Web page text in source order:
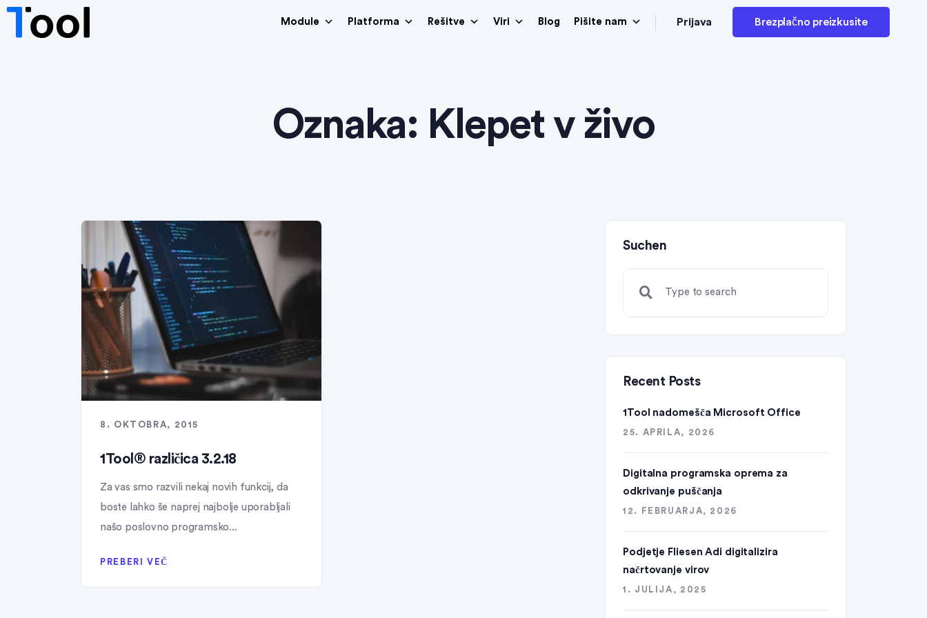
Module Platforma Rešitve Viri Blog Pišite nam Prijava Brezplačno preizkusite
Oznaka: Klepet v živo
8. OKTOBRA, 2015
1Tool® različica 3.2.18
Za vas smo razvili nekaj novih funkcij, da
boste lahko še naprej najbolje uporabljali
našo poslovno programsko...
PREBERI VEČ
Suchen
Recent Posts
1Tool nadomešča Microsoft Office
25. APRILA, 2026
Digitalna programska oprema za
odkrivanje puščanja
12. FEBRUARJA, 2026
Podjetje Fliesen Adi digitalizira
načrtovanje virov
1. JULIJA, 2025